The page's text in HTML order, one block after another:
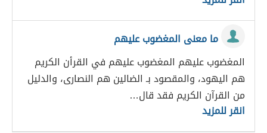
ما معنى المغضوب عليهم
المغضوب عليهم المغضوب عليهم في القرأن الكريم
هم اليهود، والمقصود بـ الضالين هم النصارى، والدليل
من القرآن الكريم فقد قال…
انقر للمزيد